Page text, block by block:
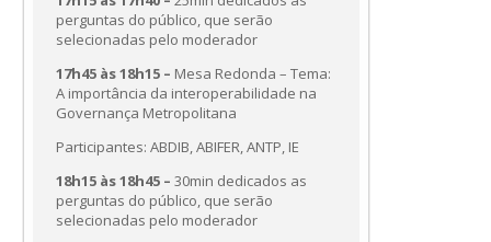
perguntas do público, que serão
selecionadas pelo moderador
17h45 às 18h15 – Mesa Redonda – Tema:
A importância da interoperabilidade na
Governança Metropolitana
Participantes: ABDIB, ABIFER, ANTP, IE
18h15 às 18h45 – 30min dedicados as
perguntas do público, que serão
selecionadas pelo moderador